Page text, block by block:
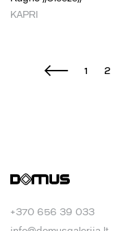
KAPRI
1 2
+370 656 39 033